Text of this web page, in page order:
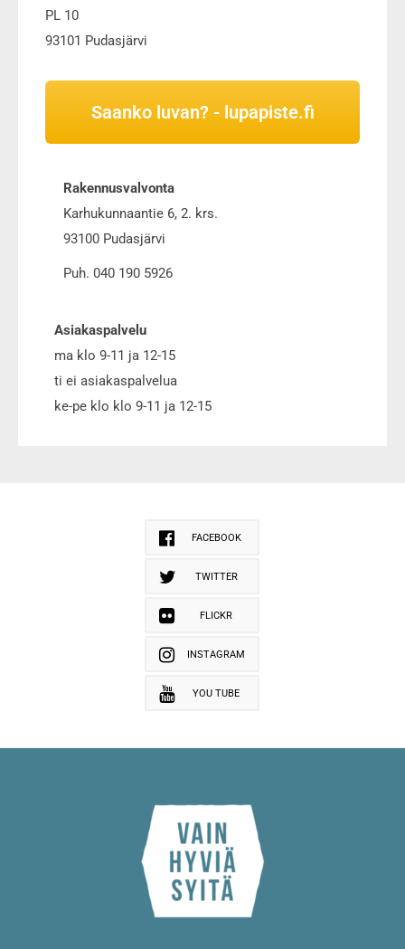
PL 10
93101 Pudasjärvi
Saanko luvan? - lupapiste.fi
Rakennusvalvonta
Karhukunnaantie 6, 2. krs.
93100 Pudasjärvi
Puh. 040 190 5926
Asiakaspalvelu
ma klo 9-11 ja 12-15
ti ei asiakaspalvelua
ke-pe klo klo 9-11 ja 12-15
FACEBOOK
TWITTER
FLICKR
INSTAGRAM
YOU TUBE